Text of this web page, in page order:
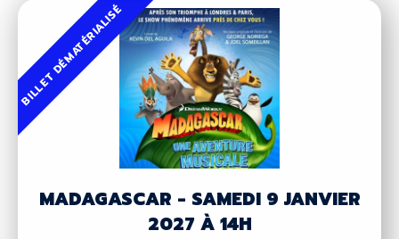
BILLET DÉMATÉRIALISÉ
MADAGASCAR - SAMEDI 9 JANVIER
2027 À 14H